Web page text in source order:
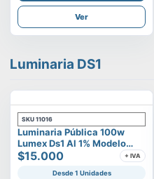
Ver
Luminaria DS1
SKU 11016
Luminaria Pública 100w
Lumex Ds1 Al 1% Modelo
Vega
$15.000 + IVA
Desde 1 Unidades